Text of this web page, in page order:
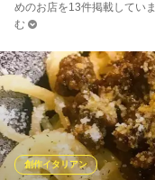
めのお店を13件掲載してい
む
創作イタリアン